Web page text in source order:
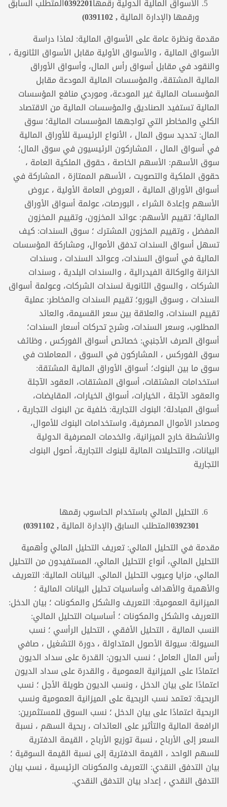
الأسواق المالية الدولية رقمها0392201المتطلب
السابق
ورقمها (الإدارة المالية , 0391102)
مقدمة ونظرة عامة على الأسواق المالية: لماذا دراسة
الأسواق المالية ، والأسواق الأولية مقابل الأسواق الثانوية ،
والنقود في مقابل أسواق رأس المال، وأسواق الأوراق
المالية المشتقة، والمؤسسات المالية المودعة مقابل
المؤسسات المالية غير المودعة، وموردي منافع المؤسسات
المالية تستفيد الصناديق والمؤسسات المالية من الاقتصاد
الكلي والمخاطر التي تواجهها المؤسسات المالية؛ سوق
المال: تحديد سوق المال ، الأنواع الرئيسية للأوراق المالية
في أسواق المال ، المشاركون الرئيسيون في سوق المال؛
سوق الأسهم: الأسهم الخاصة ، حقوق الملكية العامة ،
حقوق الملكية والتصويت ، الأسهم الممتازة ، المشاركة في
أسواق الأوراق المالية ، العروض العامة الأولية ، عروض
الأسهم وإعادة الشراء ، البورصات، عولمة أسواق الأوراق
المالية؛ تقييم الأسهم: عوائد المخزون، وتقييم المخزون
المفضل ، وتقييم المخزون المشترك ؛ سوق السندات: كيف
تسهل أسواق السندات تدفق الأموال، ومشاركة المؤسسات
المالية في أسواق السندات، وعوائد السندات ، وسندات
الخزانة والوكالة الفيدرالية ، والسندات البلدية ، وسندات
الشركات ، والسوق الثانوية لسندات الشركات، وعولمة أسواق
السندات ، وسوق اليورو؛ تقييم السندات والمخاطر: عملية
تقييم السندات، والعلاقة بين سعر القسيمة، والعائد
المطلوب، وسعر السندات، وشرح تحركات أسعار السندات؛
أسواق الصرف الأجنبي: خصائص أسواق الفوركس ، وظائف
سوق الفوركس ، المشاركون في السوق ، المعاملات في
سوق ما بين البنوك؛ أسواق الأوراق المالية المشتقة:
استخدامات المشتقات، أسواق المشتقات، العقود الآجلة
والعقود الآجلة ، الخيارات، أسواق الخيارات، المقايضات،
أسواق المبادلة؛ البنوك التجارية: خلفية عن البنوك التجارية ،
ومصادر الأموال المصرفية، واستخدامات البنوك للأموال،
والأنشطة خارج الميزانية، والخدمات المصرفية الدولية
البيانات، والتحليلات المالية للبنوك التجارية، أصول البنوك
التجارية
التحليل المالي باستخدام الحاسوب رقمها
0392301المتطلب السابق (الإدارة المالية , 0391102)
مقدمة في التحليل المالي: تعريف التحليل المالي وأهمية
التحليل المالي، أنواع التحليل المالي، المستفيدون من التحليل
المالي، مزايا وعيوب التحليل المالي. البيانات المالية: التعريف
والأهمية والأهداف وأساسيات تحليل البيانات المالية ؛
الميزانية العمومية: التعريف والشكل والمكونات ؛ بيان الدخل:
التعريف والشكل والمكونات ؛ أساسيات التحليل المالي:
النسب المالية ، التحليل الأفقي ، التحليل الرأسي ؛ نسب
السيولة: سيولة الأصول المتداولة ، دورة التشغيل ، صافي
رأس المال العامل ؛ نسب الديون: القدرة على سداد الديون
اعتمادًا على الميزانية العمومية ، والقدرة على سداد الديون
اعتمادًا على بيان الدخل ، ونسب الديون طويلة الأجل ؛ نسب
الربحية: تعتمد نسب الربحية على الميزانية العمومية ونسب
الربحية اعتمادًا على بيان الدخل ؛ نسب السوق للمستثمرين:
الرافعة المالية والتأثير على العائدات ، ربحية السهم ، نسبة
السعر إلى الأرباح ، نسبة توزيع الأرباح ، القيمة الدفترية
للسهم الواحد ، القيمة الدفترية إلى نسبة القيمة السوقية ؛
بيان التدفق النقدي: التعريف والمكونات الرئيسية ، نسب بيان
التدفق النقدي ، إعداد بيان التدفق النقدي.